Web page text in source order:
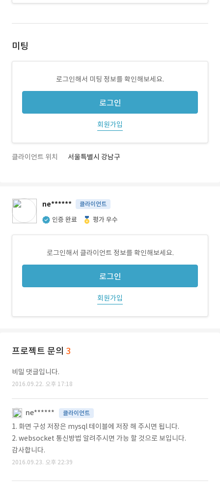
미팅
로그인해서 미팅 정보를 확인해보세요.
로그인
회원가입
클라이언트 위치 서울특별시 강남구
ne****** 클라이언트
인증 완료 평가 우수
로그인해서 클라이언트 정보를 확인해보세요.
로그인
회원가입
프로젝트 문의 3
비밀 댓글입니다.
2016.09.22. 오후 17:18
ne****** 클라이언트
1. 화면 구성 저장은 mysql 테이블에 저장 해 주시면 됩니다.
2. websocket 통신방법 알려주시면 가능 할 것으로 보입니다.
감사합니다.
2016.09.23. 오후 22:39